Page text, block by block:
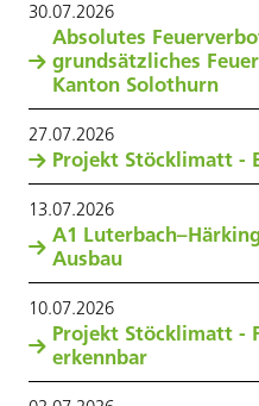
30.07.2026
Absolutes
grundsätzliches
Kanton Solothurn
27.07.2026
Projekt Stöcklimatt -
13.07.2026
A1
Ausbau
10.07.2026
Projekt Stöcklimatt -
erkennbar